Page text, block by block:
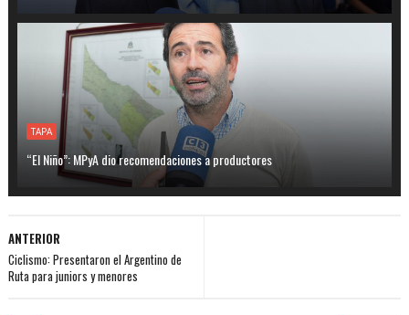
TAPA
“El Niño”: MPyA dio recomendaciones a productores
ANTERIOR
Ciclismo: Presentaron el Argentino de
Ruta para juniors y menores